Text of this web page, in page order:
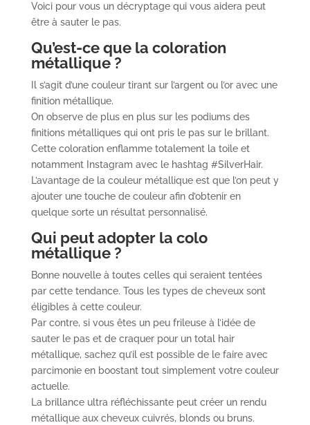
Voici pour vous un décryptage qui vous aidera peut
être à sauter le pas.
Qu’est-ce que la coloration
métallique ?
Il s’agit d’une couleur tirant sur l’argent ou l’or avec une
finition métallique.
On observe de plus en plus sur les podiums des
finitions métalliques qui ont pris le pas sur le brillant.
Cette coloration enflamme totalement la toile et
notamment Instagram avec le hashtag #SilverHair.
L’avantage de la couleur métallique est que l’on peut y
ajouter une touche de couleur afin d’obtenir en
quelque sorte un résultat personnalisé.
Qui peut adopter la colo
métallique ?
Bonne nouvelle à toutes celles qui seraient tentées
par cette tendance. Tous les types de cheveux sont
éligibles à cette couleur.
Par contre, si vous êtes un peu frileuse à l’idée de
sauter le pas et de craquer pour un total hair
métallique, sachez qu’il est possible de le faire avec
parcimonie en boostant tout simplement votre couleur
actuelle.
La brillance ultra réfléchissante peut créer un rendu
métallique aux cheveux cuivrés, blonds ou bruns.